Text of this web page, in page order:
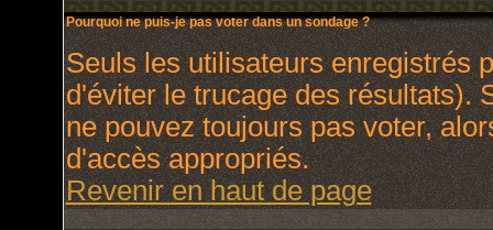
Pourquoi ne puis-je pas voter dans un sondage ?
Seuls les utilisateurs enregistrés
d'éviter le trucage des résultats).
ne pouvez toujours pas voter,
d'accès appropriés.
Revenir en haut de page